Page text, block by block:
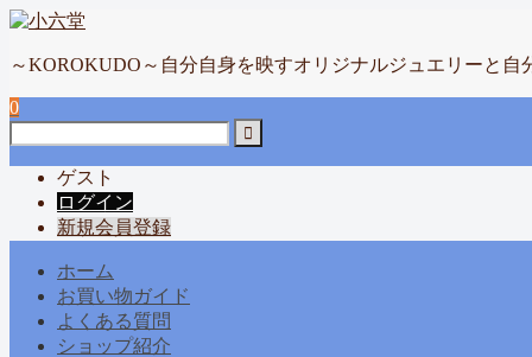
～KOROKUDO～自分自身を映すオリジナルジュエリーと自
0
ゲスト
ログイン
新規会員登録
ホーム
お買い物ガイド
よくある質問
ショップ紹介